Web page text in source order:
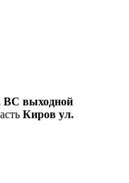
ВС выходной
Киров ул.